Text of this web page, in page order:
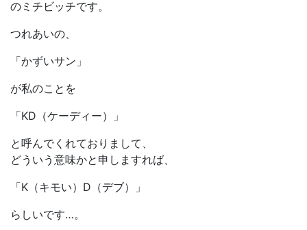
のミチビッチです。
つれあいの、
「かずいサン」
が私のことを
「KD（ケーディー）」
と呼んでくれておりまして、
どういう意味かと申しますれば、
「K（キモい）D（デブ）」
らしいです…。